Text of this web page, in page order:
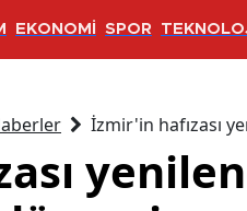
EKONOMİ SPOR
İzmir'in hafızası